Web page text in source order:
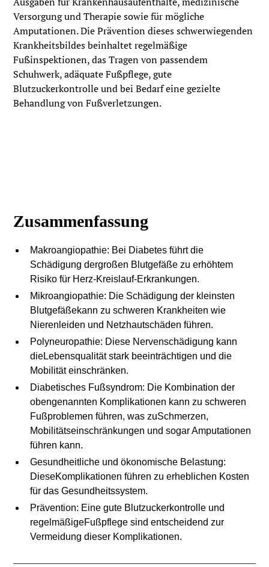
Versorgung und Therapie sowie für mögliche
Amputationen. Die Prävention dieses schwerwiegenden
Krankheitsbildes beinhaltet regelmäßige
Fußinspektionen, das Tragen von passendem
Schuhwerk, adäquate Fußpflege, gute
Blutzuckerkontrolle und bei Bedarf eine gezielte
Behandlung von Fußverletzungen.
Zusammenfassung
Makroangiopathie: Bei Diabetes führt die
Schädigung dergroßen Blutgefäße zu erhöhtem
Risiko für Herz-Kreislauf-Erkrankungen.
Mikroangiopathie: Die Schädigung der kleinsten
Blutgefäßekann zu schweren Krankheiten wie
Nierenleiden und Netzhautschäden führen.
Polyneuropathie: Diese Nervenschädigung kann
dieLebensqualität stark beeinträchtigen und die
Mobilität einschränken.
Diabetisches Fußsyndrom: Die Kombination der
obengenannten Komplikationen kann zu schweren
Fußproblemen führen, was zuSchmerzen,
Mobilitätseinschränkungen und sogar Amputationen
führen kann.
Gesundheitliche und ökonomische Belastung:
DieseKomplikationen führen zu erheblichen Kosten
für das Gesundheitssystem.
Prävention: Eine gute Blutzuckerkontrolle und
regelmäßigeFußpflege sind entscheidend zur
Vermeidung dieser Komplikationen. ‍